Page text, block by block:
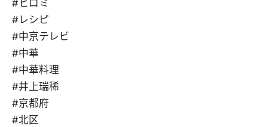
#ヒロミ
#レシピ
#中京テレビ
#中華
#中華料理
#井上瑞稀
#京都府
#北区